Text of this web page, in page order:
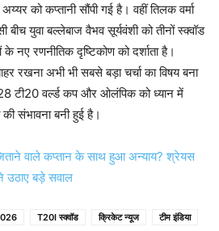
को कप्तानी सौंपी गई है। वहीं तिलक वर्मा
बीच युवा बल्लेबाज वैभव सूर्यवंशी को तीनों स्क्वॉड
नए रणनीतिक दृष्टिकोण को दर्शाता है।
रखना अभी भी सबसे बड़ा चर्चा का विषय बना
टी20 वर्ल्ड कप और ओलंपिक को ध्यान में
संभावना बनी हुई है।
वाले कप्तान के साथ हुआ अन्याय? श्रेयस
उठाए बड़े सवाल
T20I स्क्वॉड क्रिकेट न्यूज
टीम इंडिया